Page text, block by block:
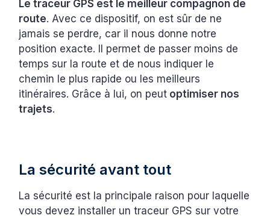
Le traceur GPS est le meilleur compagnon de
route. Avec ce dispositif, on est sûr de ne
jamais se perdre, car il nous donne notre
position exacte. Il permet de passer moins de
temps sur la route et de nous indiquer le
chemin le plus rapide ou les meilleurs
itinéraires. Grâce à lui, on peut optimiser nos
trajets.
La sécurité avant tout
La sécurité est la principale raison pour laquelle
vous devez installer un traceur GPS sur votre